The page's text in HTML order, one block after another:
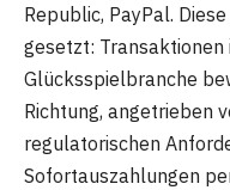
Republic, PayPal.
gesetzt: Transaktionen
Glücksspielbranche
Richtung, angetrieben
regulatorischen
Sofortauszahlungen